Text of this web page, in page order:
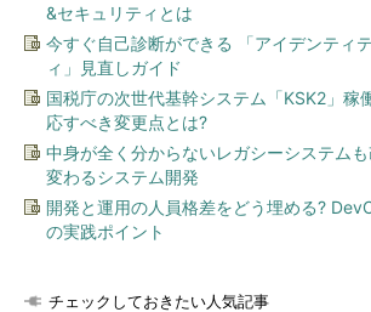
&セキュリティとは
今すぐ自己診断ができる 「アイデンティ
ィ」見直しガイド
国税庁の次世代基幹システム「KSK2」稼
応すべき変更点とは?
中身が全く分からないレガシーシステム
変わるシステム開発
開発と運用の人員格差をどう埋める?
の実践ポイント
チェックしておきたい人気記事